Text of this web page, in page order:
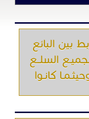
بنا